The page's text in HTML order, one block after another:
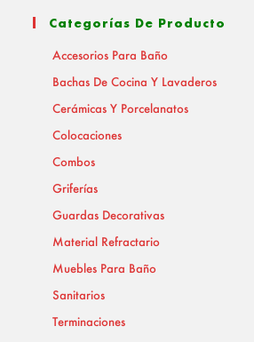
Categorías De Producto
Accesorios Para Baño
Bachas De Cocina Y Lavaderos
Cerámicas Y Porcelanatos
Colocaciones
Combos
Griferías
Guardas Decorativas
Material Refractario
Muebles Para Baño
Sanitarios
Terminaciones